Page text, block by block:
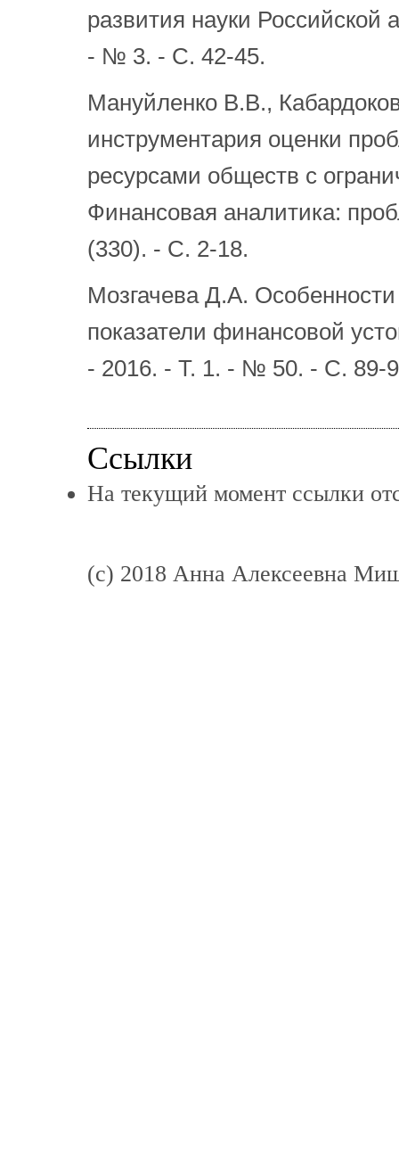
развития науки Российской
- № 3. - С. 42-45.
Мануйленко В.В.,
инструментария оценки
ресурсами обществ с
Финансовая аналитика:
(330). - С. 2-18.
Мозгачева Д.А.
показатели финансовой
- 2016. - Т. 1. - № 50. - С. 89-
Ссылки
На текущий момент ссылки
(c) 2018 Анна Алексеевна